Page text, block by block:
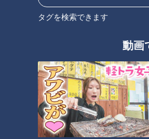
タグを検索できます
動画
CBCテレビ『花咲かタイムズ』うなずキン
鮮魚コーナーは、全国各地の新